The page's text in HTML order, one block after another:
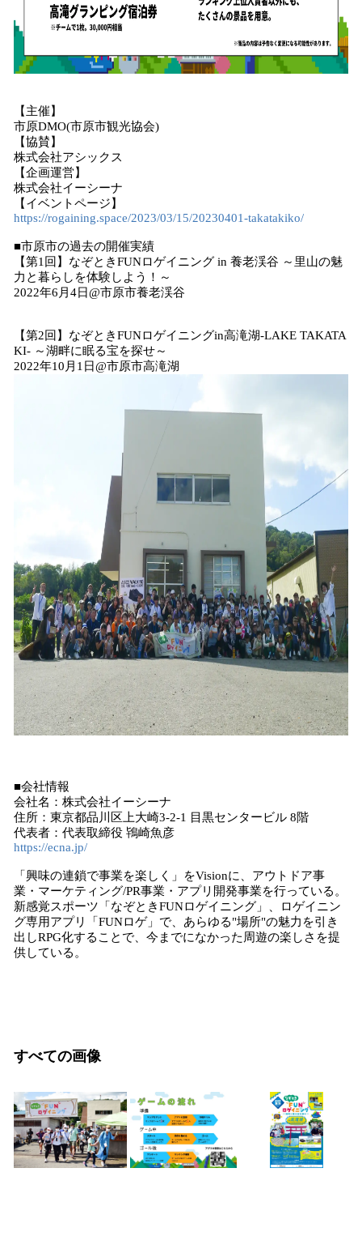
【主催】
市原DMO(市原市観光協会)
【協賛】
株式会社アシックス
【企画運営】
株式会社イーシーナ
【イベントページ】
https://rogaining.space/2023/03/15/20230401-takatakiko/
■市原市の過去の開催実績
【第1回】なぞときFUNロゲイニング in 養老渓谷 ～里山の魅
力と暮らしを体験しよう！～
2022年6月4日@市原市養老渓谷
【第2回】なぞときFUNロゲイニングin高滝湖-LAKE TAKATA
KI- ～湖畔に眠る宝を探せ～
2022年10月1日@市原市高滝湖
■会社情報
会社名：株式会社イーシーナ
住所：東京都品川区上大崎3-2-1 目黒センタービル 8階
代表者：代表取締役 鴇崎魚彦
https://ecna.jp/
「興味の連鎖で事業を楽しく」をVisionに、アウトドア事
業・マーケティング/PR事業・アプリ開発事業を行っている。
新感覚スポーツ「なぞときFUNロゲイニング」、ロゲイニン
グ専用アプリ「FUNロゲ」で、あらゆる"場所"の魅力を引き
出しRPG化することで、今までになかった周遊の楽しさを提
供している。
すべての画像